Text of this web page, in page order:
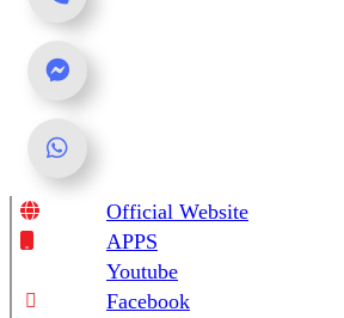
Online News Portal
Official Website
APPS
Youtube
Facebook